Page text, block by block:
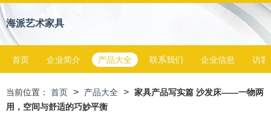
海派艺术家具
首页 企业简介 产品大全 联系我们 企业信息 访客
当前位置： 首页 > 产品大全 > 家具产品写实篇 沙发床——一物两
用，空间与舒适的巧妙平衡